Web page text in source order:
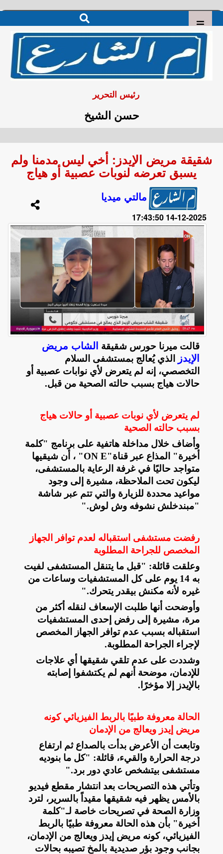
رئيس التحرير
حسن الشيخ
شقيقة مريض الإيدز: أخي ليس مدمنا ولم
يسبق تعرضه لنوبات عصبية أو هياج
مالتي ميديا
2025-12-14 17:43:50
قالت ميرنا حورس شقيقة
الشاب مريض
الإيدز
الذي يُعالج بمستشفى السلام
التخصصي، إنه لم يتعرض لأي نوابات عصبية أو
حالات هياج بسبب حالته الصحية من قبل.
لم يتعرض لأي نوبات عصبية أو حالات هياج
بسبب حالته الصحية
وأضاف خلال مداخلة هاتفية على برنامج "كلمة
أخيرة" المذاع عبر قناة"ON E"، أن شيقيها
متواجد حاليًا في غرفة الرعاية بالمستشفى،
ليكون تحت الملاحظة، مشيرة إلى وجود
مواعيد محددة للزيارة والتي تتم عبر شاشة
"مبندخلش نشوفه وش لوش".
رفضت مستشفى استقباله لعدم توافر الجهاز
المخصص للجراحة المطلوبة
وعلقت قائلة: "قبل ما يتنقل المستشفى لفيت
به 14 يوم على كل المستشفيات وساعات من
غيره لأنه مكنش بيقدر يتحرك".
وأوضحت أنها طلبت الإسعاف لنقله أكثر من
مرة، مشيرة إلى رفض إحدى المستشفيات
استقباله بسبب عدم توافر الجهاز المخصص
لإجراء الجراحة المطلوبة.
وشددت على عدم تلقي شقيقها أي علاجات
للإدمان، موضحة أنهم لم يكتشفوا إصابته
بالإيدز إلا مؤخرًا .
الحالة معروفة طبيًا بالربط الفيزيائي كونه
مريض إيدز ويعالج من الإدمان
وتابعت أن الأعرض بدأت بالصداع ثم ارتفاع
درجة الحرارة والقيء، قائلة: "كل ما بنوديه
مستشفى بيتشخص عادي دور برد".
وتأتي هذه التصريحات بعد انتشار مقطع فيديو
بالأمس يظهر فيه شقيقها مقيداً بالسرير، لترد
وزارة الصحة في تصريحات خاصة لـ"كلمة
أخيرة" بأن هذه الحالة معروفة طبيًا بالربط
الفيزيائي، كونه مريض إيدز ويعالج من الإدمان،
بجانب وجود بؤر صديدية بالمخ تصيبه بحالات